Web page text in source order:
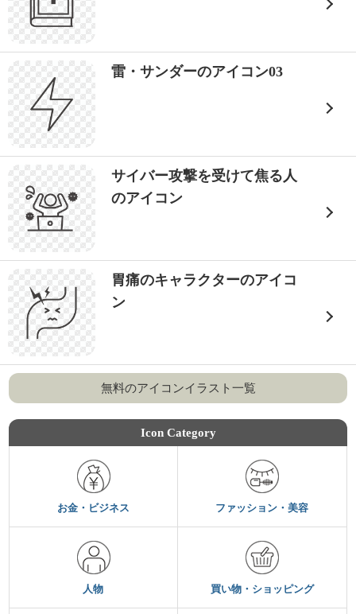
雷・サンダーのアイコン03
サイバー攻撃を受けて焦る人
のアイコン
胃痛のキャラクターのアイコ
ン
無料のアイコンイラスト一覧
Icon Category
お金・ビジネス ファッション・美容
人物 買い物・ショッピング